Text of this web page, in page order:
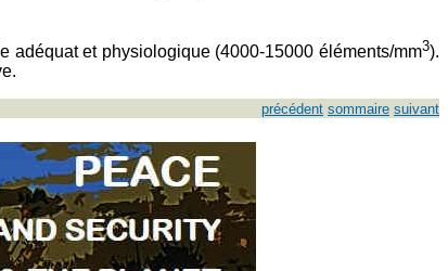
adéquat et physiologique (4000-15000 éléments/mm3).
précédent sommaire suivant